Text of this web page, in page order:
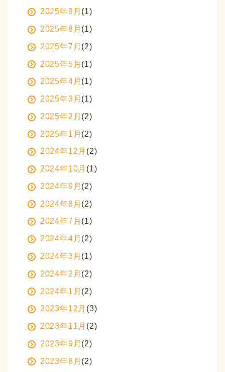
2025年9月 (1)
2025年8月 (1)
2025年7月 (2)
2025年5月 (1)
2025年4月 (1)
2025年3月 (1)
2025年2月 (2)
2025年1月 (2)
2024年12月 (2)
2024年10月 (1)
2024年9月 (2)
2024年8月 (2)
2024年7月 (1)
2024年4月 (2)
2024年3月 (1)
2024年2月 (2)
2024年1月 (2)
2023年12月 (3)
2023年11月 (2)
2023年9月 (2)
2023年8月 (2)